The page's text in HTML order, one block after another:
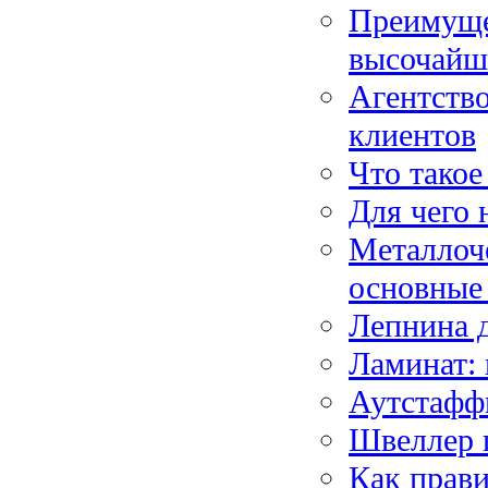
клиентов
Что
Для чего
Лепнина
Ламинат:
Швеллер
Как